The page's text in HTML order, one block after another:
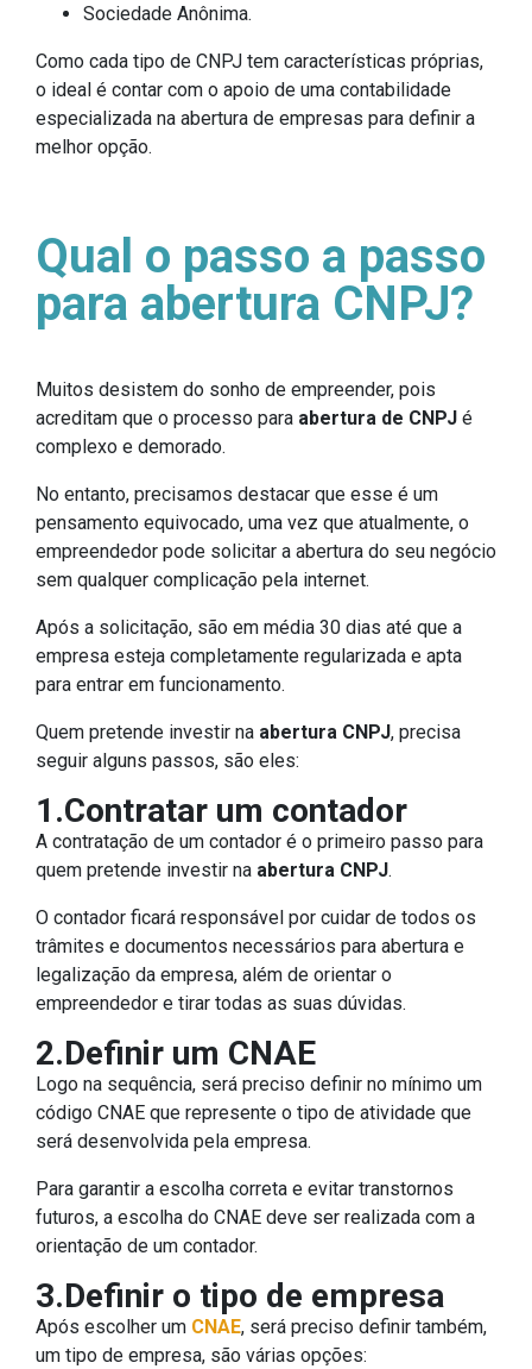
Sociedade Anônima.
Como cada tipo de CNPJ tem características próprias,
o ideal é contar com o apoio de uma contabilidade
especializada na abertura de empresas para definir a
melhor opção.
Qual o passo a passo
para abertura CNPJ?
Muitos desistem do sonho de empreender, pois
acreditam que o processo para abertura de CNPJ é
complexo e demorado.
No entanto, precisamos destacar que esse é um
pensamento equivocado, uma vez que atualmente, o
empreendedor pode solicitar a abertura do seu negócio
sem qualquer complicação pela internet.
Após a solicitação, são em média 30 dias até que a
empresa esteja completamente regularizada e apta
para entrar em funcionamento.
Quem pretende investir na abertura CNPJ, precisa
seguir alguns passos, são eles:
1.Contratar um contador
A contratação de um contador é o primeiro passo para
quem pretende investir na abertura CNPJ.
O contador ficará responsável por cuidar de todos os
trâmites e documentos necessários para abertura e
legalização da empresa, além de orientar o
empreendedor e tirar todas as suas dúvidas.
2.Definir um CNAE
Logo na sequência, será preciso definir no mínimo um
código CNAE que represente o tipo de atividade que
será desenvolvida pela empresa.
Para garantir a escolha correta e evitar transtornos
futuros, a escolha do CNAE deve ser realizada com a
orientação de um contador.
3.Definir o tipo de empresa
Após escolher um CNAE, será preciso definir também,
um tipo de empresa, são várias opções: